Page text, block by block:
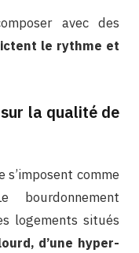
avec des
le rythme et
la qualité de
comme
bourdonnement
logements situés
d’une hyper-